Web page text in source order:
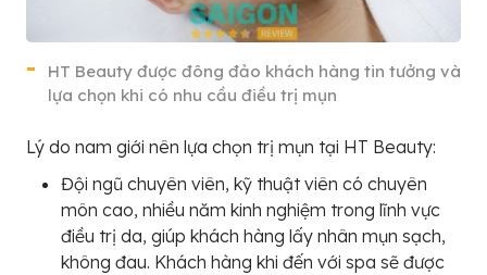
HT Beauty được đông đảo khách hàng tin tưởng và
lựa chọn khi có nhu cầu điều trị mụn
Lý do nam giới nên lựa chọn trị mụn tại HT Beauty:
Đội ngũ chuyên viên, kỹ thuật viên có chuyên
môn cao, nhiều năm kinh nghiệm trong lĩnh vực
điều trị da, giúp khách hàng lấy nhân mụn sạch,
không đau. Khách hàng khi đến với spa sẽ được